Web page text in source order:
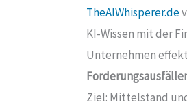
TheAIWhisperer.de
KI-Wissen mit der
Unternehmen
Ziel: Mittelstand